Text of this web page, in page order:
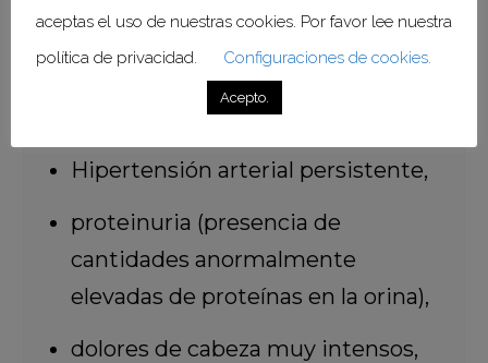
preeclampsia varían de una persona
a otra, presentarse más de uno, a, o
incluso no manifestarse, los más
Hipertensión arterial persistente,
proteinuria (presencia de
cantidades anormalmente
elevadas de proteínas en la orina),
dolores de cabeza muy intensos,
aceptas el uso de nuestras cookies. Por favor lee nuestra
política de privacidad.
Configuraciones de cookies.
Acepto.